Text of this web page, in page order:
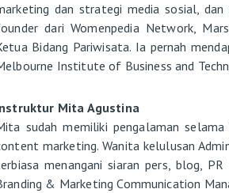
dan strategi media sosial, dan
dari Womenpedia Network,
Bidang Pariwisata. Ia pernah
Institute of Business and
Mita Agustina
sudah memiliki pengalaman
marketing. Wanita kelulusan
menangani siaran pers, blog,
& Marketing Communication